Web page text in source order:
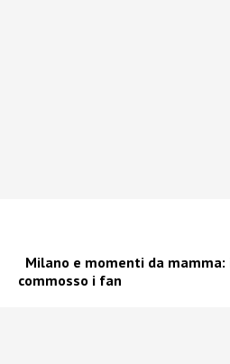
Milano e momenti da
commosso i fan